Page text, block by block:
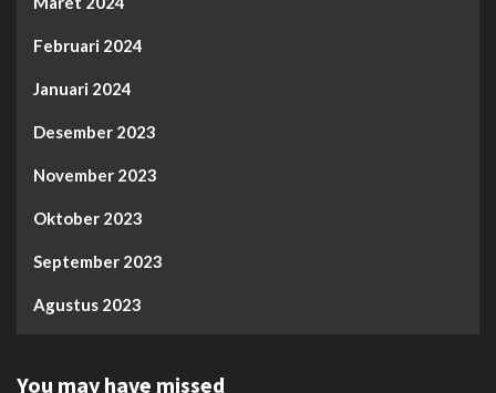
Februari 2024
Januari 2024
Desember 2023
November 2023
Oktober 2023
September 2023
Agustus 2023
You may have missed